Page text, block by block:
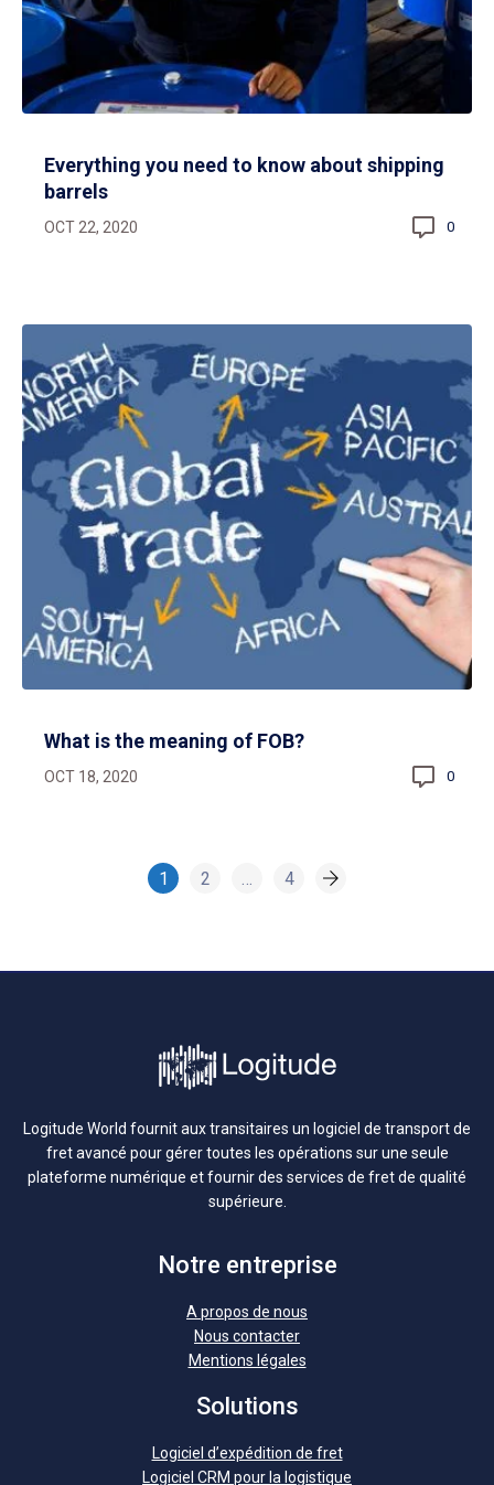
Everything you need to know about shipping
barrels
OCT 22, 2020 0
What is the meaning of FOB?
OCT 18, 2020 0
1 2 4
Logitude World fournit aux transitaires un logiciel de transport de
fret avancé pour gérer toutes les opérations sur une seule
plateforme numérique et fournir des services de fret de qualité
supérieure.
Notre entreprise
A propos de nous
Nous contacter
Mentions légales
Solutions
Logiciel d’expédition de fret
Logiciel CRM pour la logistique